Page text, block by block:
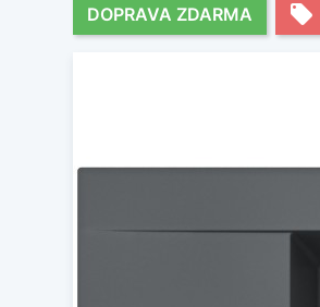
DOPRAVA ZDARMA local_offer